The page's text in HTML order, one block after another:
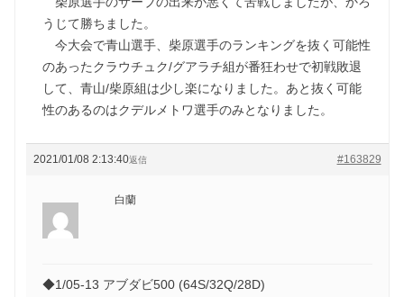
うじて勝ちました。
今大会で青山選手、柴原選手のランキングを抜く可能性
のあったクラウチュク/グアラチ組が番狂わせで初戦敗退
して、青山/柴原組は少し楽になりました。あと抜く可能
性のあるのはクデルメトワ選手のみとなりました。
2021/01/08 2:13:40 #163829
返信
白蘭
◆1/05-13 アブダビ500 (64S/32Q/28D)